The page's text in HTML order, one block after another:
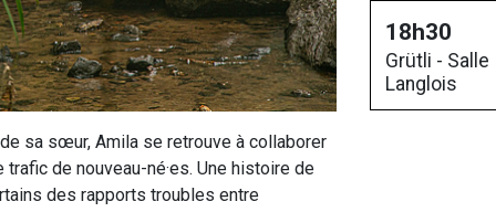
sa sœur, Amila se retrouve à collaborer
de nouveau-né·es. Une histoire de
des rapports troubles entre
18h30
Grütli - Salle
Langlois